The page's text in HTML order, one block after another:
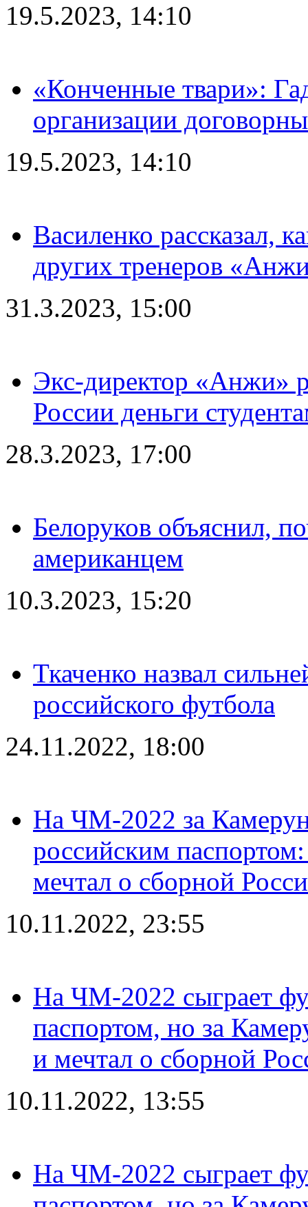
19.5.2023, 14:10
«Конченные твари»:
организации
19.5.2023, 14:10
Василенко рассказал,
других тренеров
31.3.2023, 15:00
Экс-директор «Анжи»
России деньги
28.3.2023, 17:00
Белоруков объяснил,
американцем
10.3.2023, 15:20
Ткаченко назвал
российского футбола
24.11.2022, 18:00
На ЧМ-2022 за
российским
мечтал о сборной
10.11.2022, 23:55
На ЧМ-2022 сыграет
паспортом, но за
и мечтал о сборной
10.11.2022, 13:55
На ЧМ-2022 сыграет